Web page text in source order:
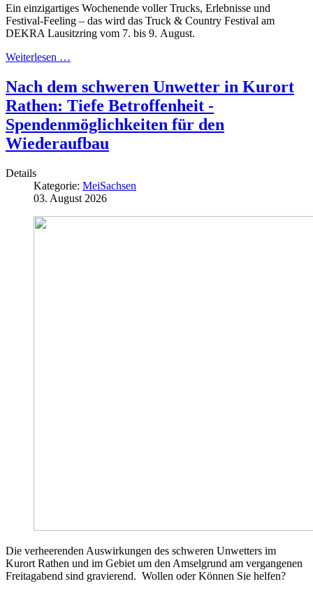
Ein einzigartiges Wochenende voller Trucks, Erlebnisse und
Festival-Feeling – das wird das Truck & Country Festival am
DEKRA Lausitzring vom 7. bis 9. August.
Weiterlesen …
Nach dem schweren Unwetter in Kurort
Rathen: Tiefe Betroffenheit -
Spendenmöglichkeiten für den
Wiederaufbau
Details
Kategorie: MeiSachsen
03. August 2026
Die verheerenden Auswirkungen des schweren Unwetters im
Kurort Rathen und im Gebiet um den Amselgrund am vergangenen
Freitagabend sind gravierend. Wollen oder Können Sie helfen?